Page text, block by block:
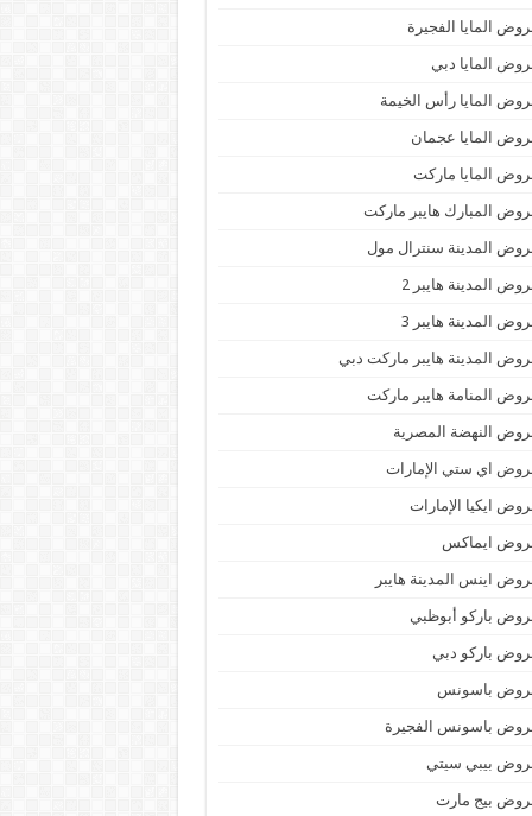
المايا الفجيرة
المايا دبي
المايا رأس الخيمة
المايا عجمان
المايا ماركت
المبارك هايبر ماركت
المدينة سنترال مول
المدينة هايبر 2
المدينة هايبر 3
المدينة هايبر ماركت دبي
المنامة هايبر ماركت
النهضة المصرية
اي ستي الإمارات
ايكيا الإمارات
ايماكس
اينس المدينة هايبر
باركو أبوظبي
باركو دبي
باسونس
باسونس الفجيرة
بيبي سيتي
بيج مارت